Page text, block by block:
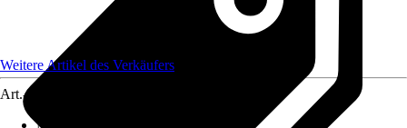
Weitere Artikel des Verkäufers
Art.-Nr.
Maße (BxHxT)